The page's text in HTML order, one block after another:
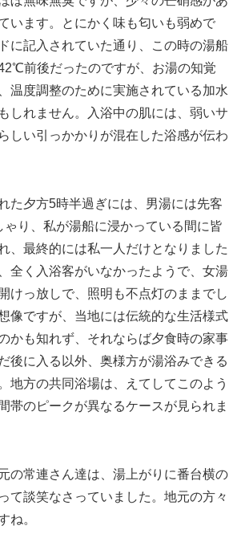
います。とにかく味も匂いも弱めで
に記入されていた通り、この時の湯船
前後だったのですが、お湯の知覚
温度調整のために実施されている加水
しれません。入浴中の肌には、弱いサ
しい引っかかりが混在した浴感が伝わ
た夕方5時半過ぎには、男湯には先客
ゃり、私が湯船に浸かっている間に皆
、最終的には私一人だけとなりました
全く入浴客がいなかったようで、女湯
けっ放しで、照明も不点灯のままでし
像ですが、当地には伝統的な生活様式
かも知れず、それならば夕食時の家事
後に入る以外、奥様方が湯浴みできる
地方の共同浴場は、えてしてこのよう
帯のピークが異なるケースが見られま
の常連さん達は、湯上がりに番台横の
て談笑なさっていました。地元の方々
ね。